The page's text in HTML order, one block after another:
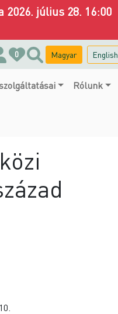
július 28. 16:00
0 Magyar English
Rólunk